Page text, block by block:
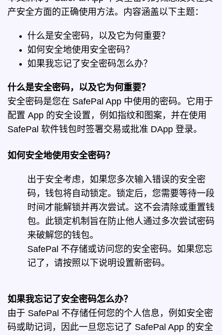
产安全方面的正确使用方法。内容涵盖以下主题：
什么是安全密码，以及它为何重要？
如何安全地使用安全密码？
如果我忘记了安全密码怎么办？
什么是安全密码，以及它为何重要？
安全密码是您在 SafePal App 中使用的密码。它用于
配置 App 的安全设置，例如指纹和图案，并在使用
SafePal 软件钱包时签署交易或批准 DApp 登录。
如何安全地使用安全密码？
出于安全考虑，如果您多次输入错误的安全密
码，钱包将自动锁定。锁定后，您需要等待一段
时间才能解锁并再次尝试。这不会清除或重置钱
包。此锁定机制旨在防止他人通过多次尝试密码
来破解您的钱包。
SafePal 不存储或访问您的安全密码。如果您忘
记了，请按照以下说明设置新密码。
如果我忘记了安全密码怎么办？
由于 SafePal 不存储任何您的个人信息，例如安全密
码或助记词，因此一旦您忘记了 SafePal App 的安全